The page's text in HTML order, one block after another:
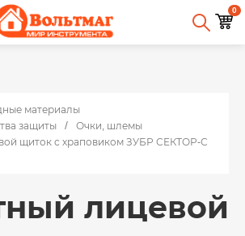
0
материалы
защиты
Очки, шлемы
щиток с храповиком ЗУБР СЕКТОР-С
лицевой